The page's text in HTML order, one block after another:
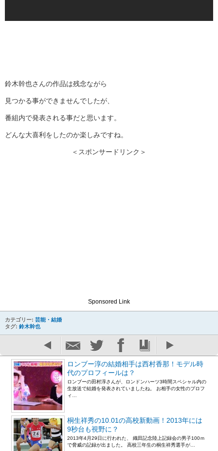
鈴木幹也さんの作品は残念ながら
見つかる事ができませんでしたが、
番組内で発表される事だと思います。
どんな大喜利をしたのか楽しみですね。
＜スポンサードリンク＞
Sponsored Link
カテゴリー: 芸能・結婚
タグ: 鈴木幹也
ロンブー淳の結婚相手は西村香那！モデル時
代のプロフィールは？
ロンブーの田村淳さんが、ロンドンハーツ3時間スペシャル内の
生放送で結婚を発表されていましたね。 お相手の女性のプロフ
ィ…
桐生祥秀の10.01の高校新動画！2013年には
9秒台も視野に？
2013年4月29日に行われた、 織田記念陸上記録会の男子100ｍ
で脅威の記録が出ました。 高校三年生の桐生祥秀選手が…